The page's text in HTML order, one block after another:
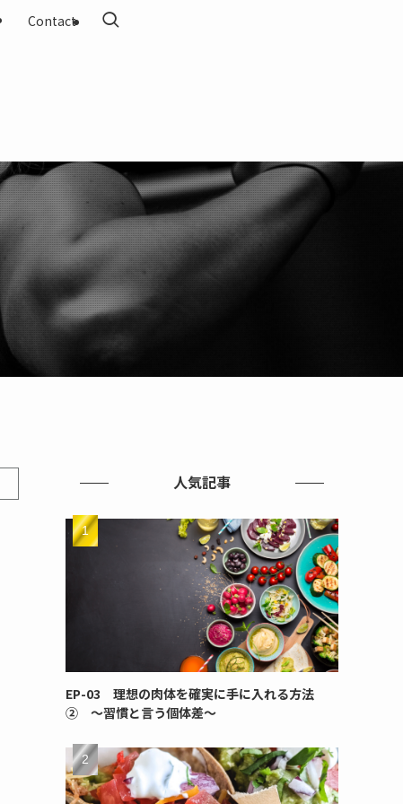
Contact
人気記事
EP-03 理想の肉体を確実に手に入れる方法
② ～習慣と言う個体差～